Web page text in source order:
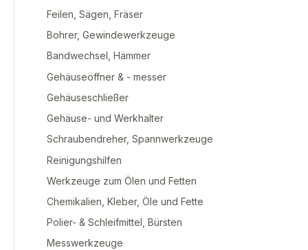
Feilen, Sägen, Fräser
Bohrer, Gewindewerkzeuge
Bandwechsel, Hämmer
Gehäuseöffner & - messer
Gehäuseschließer
Gehäuse- und Werkhalter
Schraubendreher, Spannwerkzeuge
Reinigungshilfen
Werkzeuge zum Ölen und Fetten
Chemikalien, Kleber, Öle und Fette
Polier- & Schleifmittel, Bürsten
Messwerkzeuge